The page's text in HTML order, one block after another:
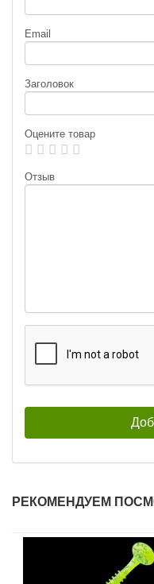
Email
Заголовок
Оцените товар
Отзыв
РЕКОМЕНДУЕМ